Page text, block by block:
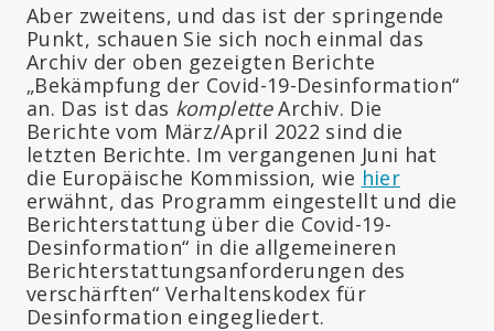
Aber zweitens, und das ist der springende
Punkt, schauen Sie sich noch einmal das
Archiv der oben gezeigten Berichte
„Bekämpfung der Covid-19-Desinformation“
an. Das ist das kompletteArchiv. Die
Berichte vom März/April 2022 sind die
letzten Berichte. Im vergangenen Juni hat
die Europäische Kommission, wie hier
erwähnt, das Programm eingestellt und die
Berichterstattung über die Covid-19-
Desinformation“ in die allgemeineren
Berichterstattungsanforderungen des
verschärften“ Verhaltenskodex für
Desinformation eingegliedert.